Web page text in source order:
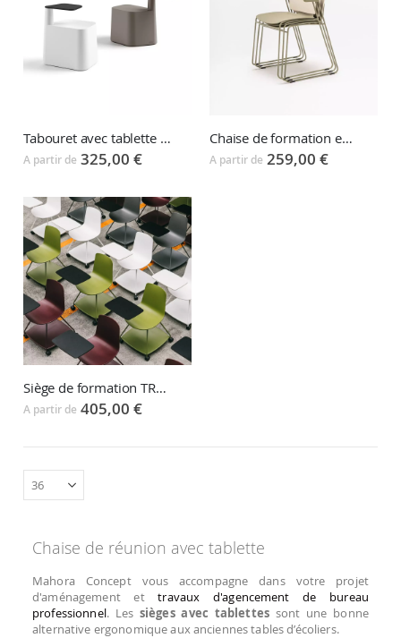
Tabouret avec tablette pivotante SAT
A partir de 325,00 €
Chaise de formation empilable LENA
A partir de 259,00 €
Siège de formation TRAY Chair
A partir de 405,00 €
Chaise de réunion avec tablette
Mahora Concept vous accompagne dans votre projet
d'aménagement ettravaux d'agencement de bureau
professionnel. Les sièges avec tablettes sont une bonne
alternative ergonomique aux anciennes tables d’écoliers.